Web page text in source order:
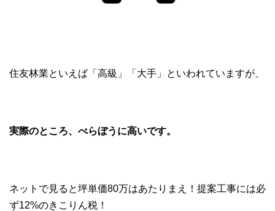
住友林業といえば「高級」「大手」といわれていますが、
実際のところ、べらぼうに高いです。
ネットで見ると坪単価80万はあたりまえ！提案工事には必
ず12%のきこりん税！